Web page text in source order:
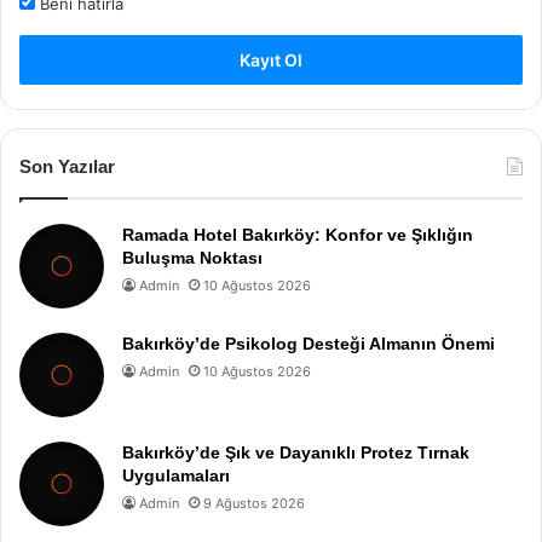
Kayıt Ol
Son Yazılar
Ramada Hotel Bakırköy: Konfor ve Şıklığın
Buluşma Noktası
Admin 10 Ağustos 2026
Bakırköy’de Psikolog Desteği Almanın Önemi
Admin 10 Ağustos 2026
Bakırköy’de Şık ve Dayanıklı Protez Tırnak
Uygulamaları
Admin 9 Ağustos 2026